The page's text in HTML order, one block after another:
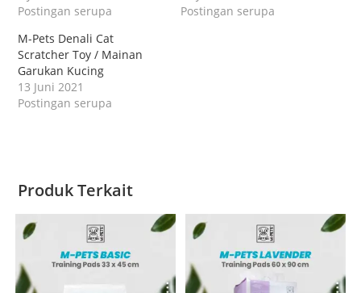
Postingan serupa
Postingan serupa
M-Pets Denali Cat
Scratcher Toy / Mainan
Garukan Kucing
13 Juni 2021
Postingan serupa
Produk Terkait